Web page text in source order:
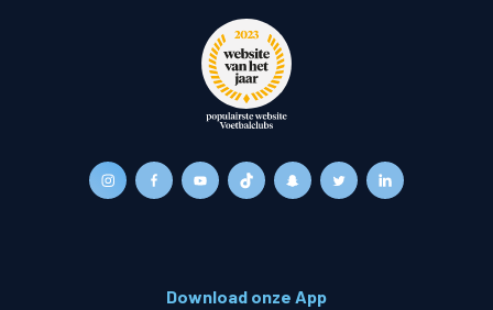
Download onze App